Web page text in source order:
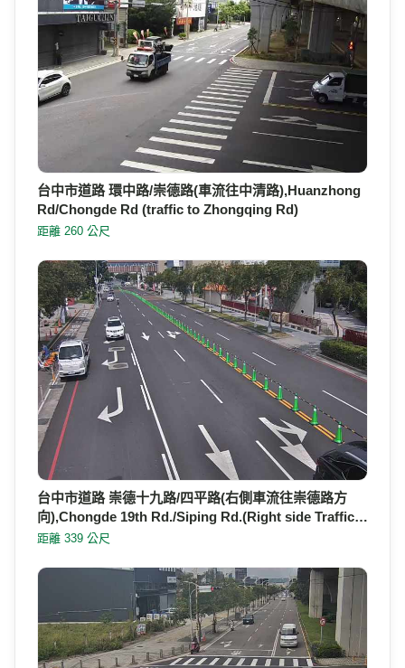
台中市道路 環中路/崇德路(車流往中清路),Huanzhong
Rd/Chongde Rd (traffic to Zhongqing Rd)
距離 260 公尺
台中市道路 崇德十九路/四平路(右側車流往崇德路方
向),Chongde 19th Rd./Siping Rd.(Right side Traffic…
距離 339 公尺